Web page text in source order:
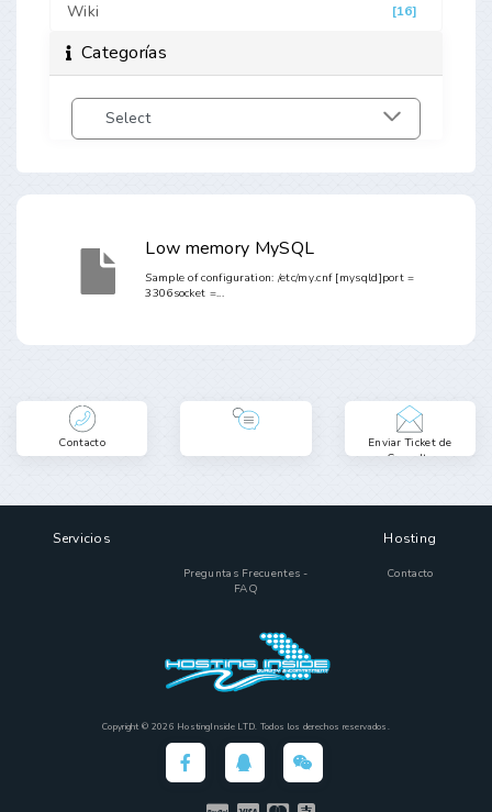
[16]
Wiki
Categorías
Low memory MySQL
Sample of configuration: /etc/my.cnf [mysqld]port =
3306socket =...
Contacto
Enviar Ticket de
Consulta
Servicios
Preguntas Frecuentes -
FAQ
Hosting
Contacto
Copyright © 2026 HostingInside LTD. Todos los derechos reservados.